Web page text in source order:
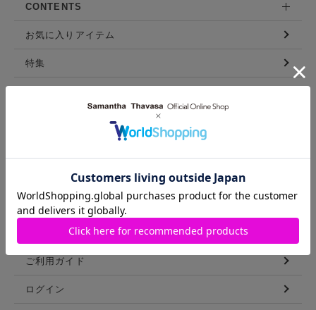
CONTENTS
お気に入りアイテム
特集
スタッフリスト
ショップブログ
ご利用ガイド
ログイン